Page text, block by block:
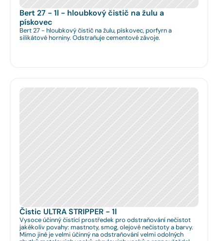
Bert 27 - 1l - hloubkový čistič na žulu a
pískovec
Bert 27 - hloubkový čistič na žulu, pískovec, porfyrn a
silikátové horniny. Odstraňuje cementové závoje.
Čistic ULTRA STRIPPER - 1l
Vysoce účinný čistící prostředek pro odstraňování nečistot
jakékoliv povahy: mastnoty, smog, olejové nečistoty a barvy.
Mimo jiné je velmi účinný na odstraňování velmi odolných